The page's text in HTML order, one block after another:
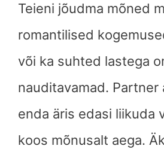
Teieni jõudma mõned
romantilised
või ka suhted lastega
nauditavamad. Partner
enda äris edasi liikuda
koos mõnusalt aega.